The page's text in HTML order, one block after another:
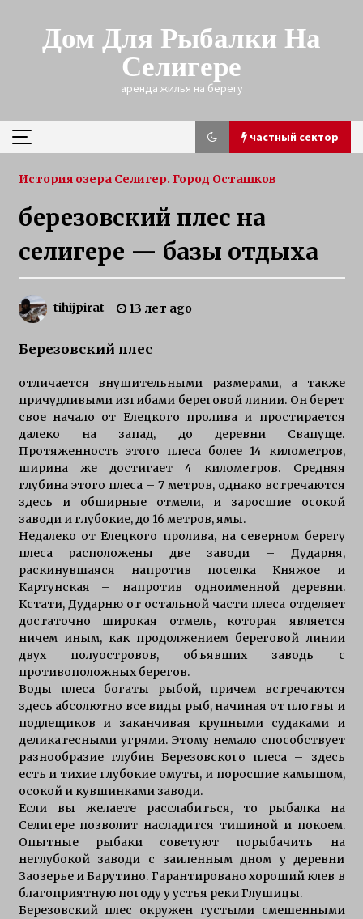
Дом Для Рыбалки На
Селигере
аренда жилья на берегу
частный сектор
частный сектор
зимняя рыбалка на щуку на Селигере
3 года ago
Трофейная щука зимой
3 года ago
4 года ago
Особенности рыбалки на Селигере
6 лет ago
Рыбалка на Селигере на щуку
6 лет ago
Прибрежная щука
Особенности характера щуки
7 лет ago
Приманки для щуки зимой
7 лет ago
ловли щуки спинингом на селигере
11 лет ago
рыбалка осенью на щуку Селигере
12 лет ago
История озера Селигер. Город Осташков
березовский плес на
селигере — базы отдыха
tihijpirat 13 лет ago
Березовский плес
отличается внушительными размерами, а также
причудливыми изгибами береговой линии. Он берет
свое начало от Елецкого пролива и простирается
далеко на запад, до деревни Свапуще.
Протяженность этого плеса более 14 километров,
ширина же достигает 4 километров. Средняя
глубина этого плеса – 7 метров, однако встречаются
здесь и обширные отмели, и заросшие осокой
заводи и глубокие, до 16 метров, ямы.
Недалеко от Елецкого пролива, на северном берегу
плеса расположены две заводи – Дударня,
раскинувшаяся напротив поселка Княжое и
Картунская – напротив одноименной деревни.
Кстати, Дударню от остальной части плеса отделяет
достаточно широкая отмель, которая является
ничем иным, как продолжением береговой линии
двух полуостровов, объявших заводь с
противоположных берегов.
Воды плеса богаты рыбой, причем встречаются
здесь абсолютно все виды рыб, начиная от плотвы и
подлещиков и заканчивая крупными судаками и
деликатесными угрями. Этому немало способствует
разнообразие глубин Березовского плеса – здесь
есть и тихие глубокие омуты, и поросшие камышом,
осокой и кувшинками заводи.
Если вы желаете расслабиться, то рыбалка на
Селигере позволит насладится тишиной и покоем.
Опытные рыбаки советуют порыбачить на
неглубокой заводи с заиленным дном у деревни
Заозерье и Барутино. Гарантировано хороший клев в
благоприятную погоду у устья реки Глушицы.
Березовский плес окружен густыми смешенными